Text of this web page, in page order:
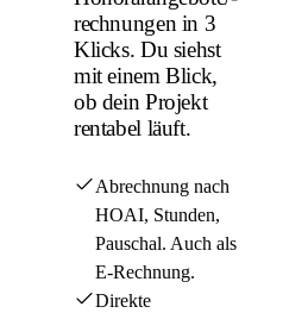
rechnungen in 3
Klicks. Du siehst
mit einem Blick,
ob dein Projekt
rentabel läuft.
Abrechnung nach
HOAI, Stunden,
Pauschal. Auch als
E-Rechnung.
Direkte